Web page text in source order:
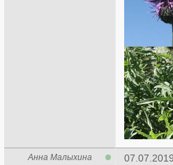
Анна Малыхина